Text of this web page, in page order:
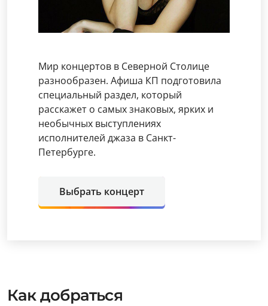
Мир концертов в Северной Столице
разнообразен. Афиша КП подготовила
специальный раздел, который
расскажет о самых знаковых, ярких и
необычных выступлениях
исполнителей джаза в Санкт-
Петербурге.
Выбрать концерт
Как добраться